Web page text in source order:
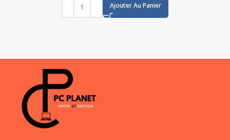
Ajouter Au Panier